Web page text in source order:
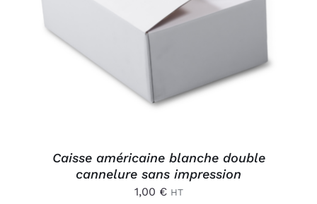
AJOUTER AU PANIER
/
Caisse américaine blanche double
cannelure sans impression
1,00 € HT